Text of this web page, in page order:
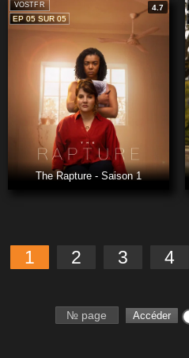
VOSTFR
4.7
EP 05 SUR 05
The Rapture - Saison 1
1 2 3 4
Numéro de page Accéder